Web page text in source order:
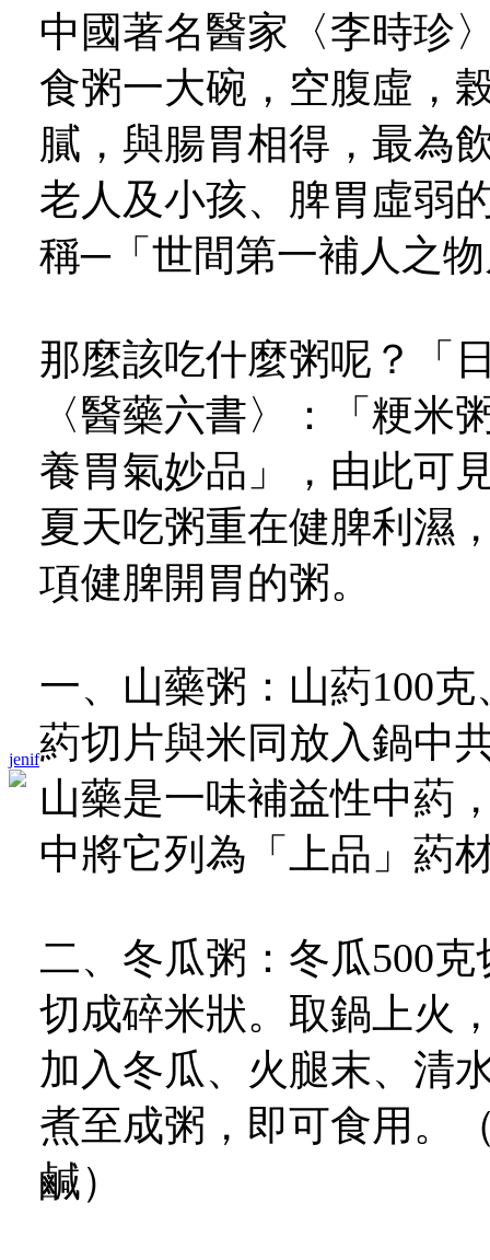
jenif
中國著名醫家〈李時珍
食粥一大碗，空腹虛，
膩，與腸胃相得，最為
老人及小孩、脾胃虛弱
稱─「世間第一補人之
那麼該吃什麼粥呢？「
〈醫藥六書〉：「粳米
養胃氣妙品」，由此可
夏天吃粥重在健脾利濕
項健脾開胃的粥。
一、山藥粥：山葯100
葯切片與米同放入鍋中
山藥是一味補益性中葯
中將它列為「上品」葯
二、冬瓜粥：冬瓜500
切成碎米狀。取鍋上火
加入冬瓜、火腿末、清
煮至成粥，即可食用。
鹹）